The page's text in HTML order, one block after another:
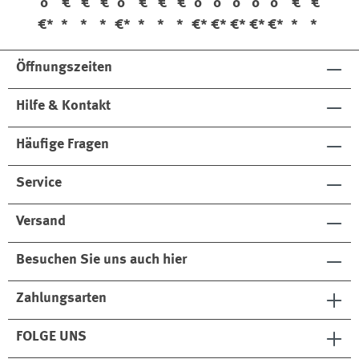
er
ndi
tio
ner
0
€*
€
*
€
*
€
*
0
€*
€
*
€
*
r
€
*
Cle
er
98
0
€*
0
€*
0
€*
0
€*
ed
at
r
0
€*
€
*
t
ml
€
*
Öffnungszeiten
Hilfe & Kontakt
Häufige Fragen
Service
Versand
Besuchen Sie uns auch hier
Zahlungsarten
FOLGE UNS